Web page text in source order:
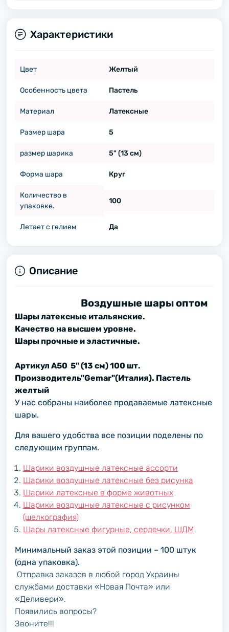
Характеристики
Цвет Желтый
Особенность цвета Пастель
Материал Латексные
Размер шара 5
размер шарика 5" (13 см)
Форма шара Круг
Количество в
упаковке.
100
Летает с гелием Да
Описание
Воздушные шары оптом
Шары латексные итальянские.
Качество на высшем уровне.
Шары прочные и эластичные.
Артикул A50 5" (13 см) 100 шт.
Производитель"Gemar"(Италия). Пастель
желтый
У нас собраны наиболее продаваемые латексные
шары.
Для вашего удобства все позиции поделены по
следующим группам.
Шарики воздушные латексные ассорти
Шарики воздушные латексные без рисунка
Шарики латексные в форме животных
Шарики воздушные латексные с рисунком
(шелкография)
Шары латексные фигурные, сердечки, ШДМ
Минимальный заказ этой позиции – 100 штук
(одна упаковка).
Отправка заказов в любой город Украины
службами доставки «Новая Почта» или
«Деливери».
Появились вопросы?
Звоните!!!